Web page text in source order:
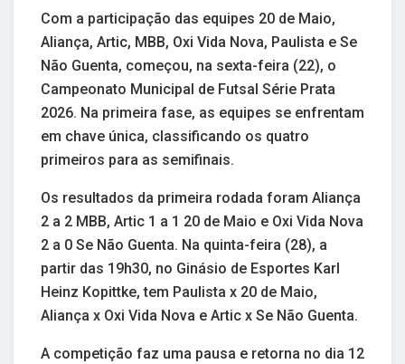
Com a participação das equipes 20 de Maio,
Aliança, Artic, MBB, Oxi Vida Nova, Paulista e Se
Não Guenta, começou, na sexta-feira (22), o
Campeonato Municipal de Futsal Série Prata
2026. Na primeira fase, as equipes se enfrentam
em chave única, classificando os quatro
primeiros para as semifinais.
Os resultados da primeira rodada foram Aliança
2 a 2 MBB, Artic 1 a 1 20 de Maio e Oxi Vida Nova
2 a 0 Se Não Guenta. Na quinta-feira (28), a
partir das 19h30, no Ginásio de Esportes Karl
Heinz Kopittke, tem Paulista x 20 de Maio,
Aliança x Oxi Vida Nova e Artic x Se Não Guenta.
A competição faz uma pausa e retorna no dia 12